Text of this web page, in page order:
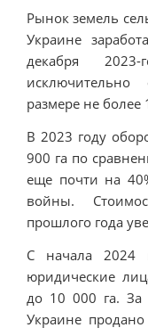
Рынок земель
Украине
декабря
размере не более
В 2023 году
900 га по
еще почти на
войны.
прошлого года
С начала 2024
юридические
до 10 000 га.
Украине